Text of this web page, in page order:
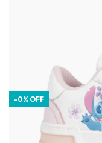
-0% OFF